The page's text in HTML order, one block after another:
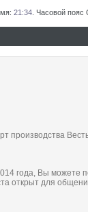
21:34 . Часовой пояс
производства
года, Вы можете
открыт для